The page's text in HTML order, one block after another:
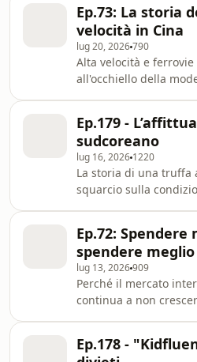
Consultation paper,
security strategy could
agr
alla "successione", nel
parte della vita
posto le basi della
more about your ad
megaphone.fm/
Ep.73: La storia
velocità in Cina
lug 20, 2026790
Alta velocità e
all'occhiello della
diventato un asset
e internazionale per la
more about your ad
megaphone.fm/
Ep.179 -
sudcoreano
lug 16, 2026 1220
La storia di una truffa
squarcio sulla
choices. Visit
megaphone.fm/
Ep.72: Spendere
spendere meglio
lug 13, 2026909
Perché il mercato
continua a non
giovani. Learn more
Ep.178 -